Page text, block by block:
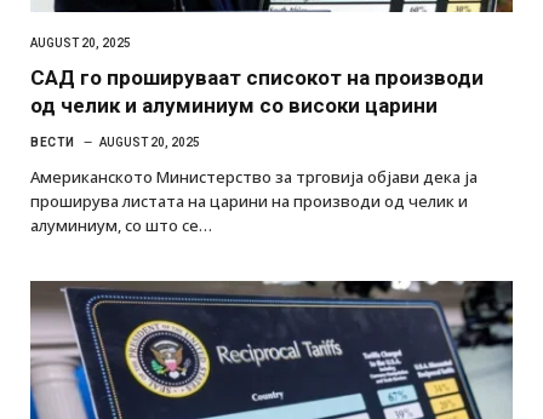
AUGUST 20, 2025
САД го прошируваат списокот на производи
од челик и алуминиум со високи царини
ВЕСТИ AUGUST 20, 2025
Американското Министерство за трговија објави дека ја
проширува листата на царини на производи од челик и
алуминиум, со што се…